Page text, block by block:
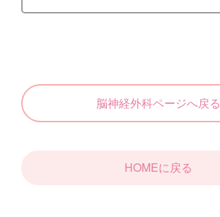
脳神経外科ページへ戻る
HOMEに戻る